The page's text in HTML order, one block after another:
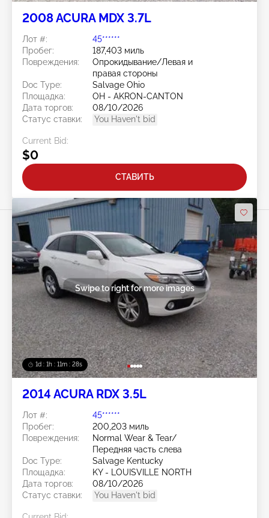
2008 ACURA MDX 3.7L
Лот #:
45******
Пробег:
187,403 миль
Повреждения:
Опрокидывание/Левая и
правая стороны
Doc Type:
Salvage Ohio
Площадка:
OH - AKRON-CANTON
Дата торгов:
08/10/2026
Статус ставки:
You Haven't bid
Current Bid:
$0
СТАВИТЬ
1d : 1h : 11m : 25s
Swipe to right for more images
2014 ACURA RDX 3.5L
Лот #:
45******
Пробег:
200,203 миль
Повреждения:
Normal Wear & Tear/
Передняя часть слева
Doc Type:
Salvage Kentucky
Площадка:
KY - LOUISVILLE NORTH
Дата торгов:
08/10/2026
Статус ставки:
You Haven't bid